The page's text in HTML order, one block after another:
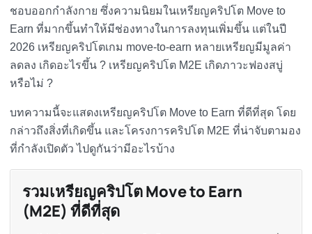
ชอบออกกำลังกาย ซึ่งความนิยมในเหรียญคริปโต Move to
Earn ที่มากขึ้นทำให้มีช่องทางในการลงทุนเพิ่มขึ้น แต่ในปี
2026 เหรียญคริปโตเกม move-to-earn หลายเหรียญมีมูลค่า
ลดลง เกิดอะไรขึ้น ? เหรียญคริปโต M2E เกิดภาวะฟองสบู่
หรือไม่ ?
บทความนี้จะแสดงเหรียญคริปโต Move to Earn ที่ดีที่สุด โดย
กล่าวถึงสิ่งที่เกิดขึ้น และโครงการคริปโต M2E ที่น่าจับตามอง
ที่กำลังเปิดตัว ไปดูกันว่ามีอะไรบ้าง
รวมเหรียญคริปโต Move to Earn
(M2E) ที่ดีที่สุด